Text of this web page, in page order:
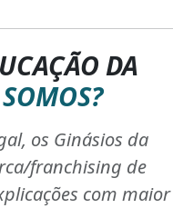
DA
os Ginásios da
franchising de
com maior